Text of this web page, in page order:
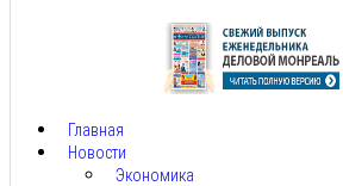
Главная
Новости
Экономика